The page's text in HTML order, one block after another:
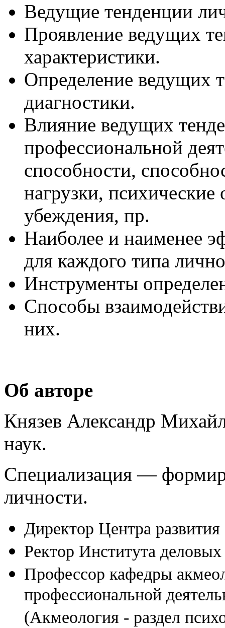
Ведущие тенденции
Проявление ведущих
характеристики.
Определение ведущих
диагностики.
Влияние ведущих
профессиональной
способности,
нагрузки,
убеждения, пр.
Наиболее и наименее
для каждого типа
Инструменты
Способы
них.
Об авторе
Князев Александр
наук.
Специализация —
личности.
Директор Центра
Ректор Института
Профессор кафедры
профессиональной
(Акмеология - раздел